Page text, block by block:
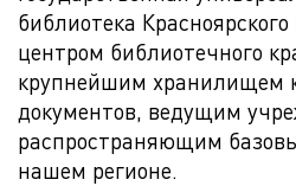
библиотека
центром библиотечного
крупнейшим хранилищем
документов, ведущим
распространяющим
нашем регионе.